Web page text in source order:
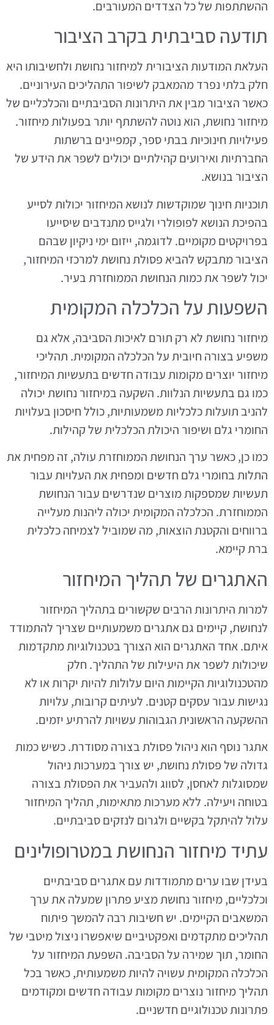
ההשתתפות של כל הצדדים המעורבים.
תודעה סביבתית בקרב הציבור
העלאת המודעות הציבורית למיחזור נחושת ולחשיבותו היא
חלק בלתי נפרד מהמאבק לשיפור התהליכים העירוניים.
כאשר הציבור מבין את היתרונות הסביבתיים והכלכליים של
מיחזור נחושת, הוא נוטה להשתתף יותר בפעולות מיחזור.
פעילויות חינוכיות בבתי ספר, קמפיינים ברשתות
החברתיות ואירועים קהילתיים יכולים לשפר את הידע של
הציבור בנושא.
תוכניות חינוך שמוקדשות לנושא המיחזור יכולות לסייע
בהפיכת הנושא לפופולרי ולגייס מתנדבים שיסייעו
בפרויקטים מקומיים. לדוגמה, ייזום ימי ניקיון שבהם
הציבור מתבקש להביא פסולת נחושת למרכזי המיחזור,
יכול לשפר את כמות הנחושת הממוחזרת בעיר.
השפעות על הכלכלה המקומית
מיחזור נחושת לא רק תורם לאיכות הסביבה, אלא גם
משפיע בצורה חיובית על הכלכלה המקומית. תהליכי
מיחזור יוצרים מקומות עבודה חדשים בתעשיות המיחזור,
כמו גם בתעשיות הנלוות. השקעה במיחזור נחושת יכולה
להניב תועלות כלכליות משמעותיות, כולל חיסכון בעלויות
החומרי גלם ושיפור היכולת הכלכלית של קהילות.
כמו כן, כאשר ערך הנחושת הממוחזרת עולה, זה מפחית את
התלות בחומרי גלם חדשים ומפחית את העלויות עבור
תעשיות שמספקות מוצרים שנדרשים עבור הנחושת
הממוחזרת. הכלכלה המקומית יכולה ליהנות מעלייה
ברווחים והקטנת הוצאות, מה שמוביל לצמיחה כלכלית
ברת קיימא.
האתגרים של תהליך המיחזור
למרות היתרונות הרבים שקשורים בתהליך המיחזור
לנחושת, קיימים גם אתגרים משמעותיים שצריך להתמודד
איתם. אחד האתגרים הוא הצורך בטכנולוגיות מתקדמות
שיכולות לשפר את היעילות של התהליך. חלק
מהטכנולוגיות הקיימות היום עלולות להיות יקרות או לא
נגישות עבור עסקים קטנים. לעיתים קרובות, עלויות
ההשקעה הראשונית הגבוהות עשויות להרתיע יזמים.
אתגר נוסף הוא ניהול פסולת בצורה מסודרת. כשיש כמות
גדולה של פסולת נחושת, יש צורך במערכות ניהול
שמסוגלות לאחסן, לסווג ולהעביר את הפסולת בצורה
בטוחה ויעילה. ללא מערכות מתאימות, תהליך המיחזור
עלול להיתקל בקשיים ולגרום לנזקים סביבתיים.
עתיד מיחזור הנחושת במטרופולינים
בעידן שבו ערים מתמודדות עם אתגרים סביבתיים
וכלכליים, מיחזור נחושת מציע פתרון שמעלה את ערך
המשאבים הקיימים. יש חשיבות רבה להמשך פיתוח
תהליכים מתקדמים ואפקטיביים שיאפשרו ניצול מיטבי של
החומר, תוך שמירה על הסביבה. השפעת המיחזור על
הכלכלה המקומית עשויה להיות משמעותית, כאשר בכל
תהליך מיחזור נוצרים מקומות עבודה חדשים ומקודמים
פתרונות טכנולוגיים חדשניים.